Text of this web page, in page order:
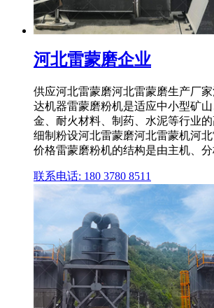
河北雷蒙磨企业
供应河北雷蒙磨河北雷蒙磨生产厂
达机器雷蒙磨粉机是适应中小型矿
金、耐火材料、制药、水泥等行业
细制粉设河北雷蒙磨河北雷蒙机河
价格雷蒙磨粉机的结构是由主机、
联系电话: 180 3780 8511